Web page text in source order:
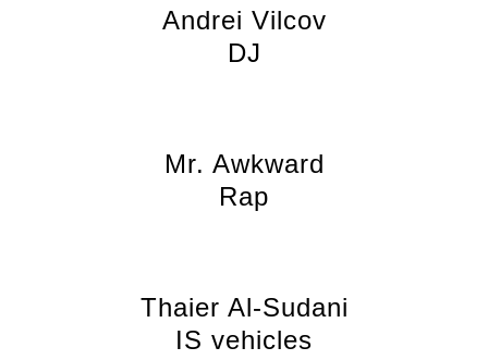
Andrei Vilcov
DJ
Mr. Awkward
Rap
Thaier Al-Sudani
IS vehicles